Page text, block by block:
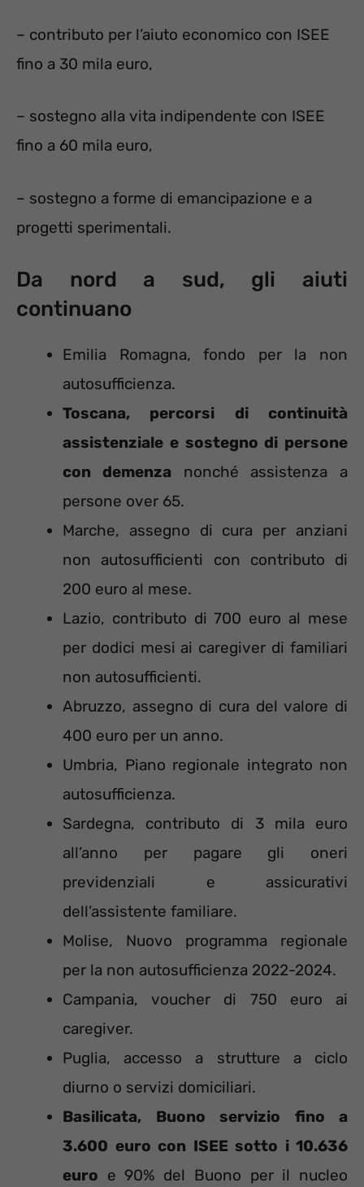
– contributo per l’aiuto economico con ISEE
fino a 30 mila euro,
– sostegno alla vita indipendente con ISEE
fino a 60 mila euro,
– sostegno a forme di emancipazione e a
progetti sperimentali.
Da nord a sud, gli aiuti
continuano
Emilia Romagna, fondo per la non
autosufficienza.
Toscana, percorsi di continuità
assistenziale e sostegno di persone
con demenza nonché assistenza a
persone over 65.
Marche, assegno di cura per anziani
non autosufficienti con contributo di
200 euro al mese.
Lazio, contributo di 700 euro al mese
per dodici mesi ai caregiver di familiari
non autosufficienti.
Abruzzo, assegno di cura del valore di
400 euro per un anno.
Umbria, Piano regionale integrato non
autosufficienza.
Sardegna, contributo di 3 mila euro
all’anno per pagare gli oneri
previdenziali e assicurativi
dell’assistente familiare.
Molise, Nuovo programma regionale
per la non autosufficienza 2022-2024.
Campania, voucher di 750 euro ai
caregiver.
Puglia, accesso a strutture a ciclo
diurno o servizi domiciliari.
Basilicata, Buono servizio fino a
3.600 euro con ISEE sotto i 10.636
euro e 90% del Buono per il nucleo